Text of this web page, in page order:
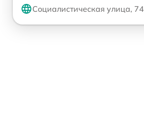
Социалистическая улица, 74